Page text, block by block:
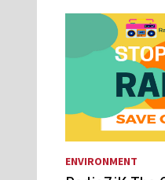
ENVIRONMENT